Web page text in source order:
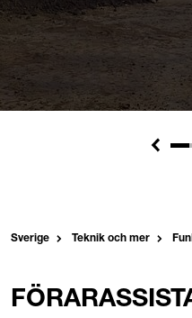
Sverige Teknik och mer